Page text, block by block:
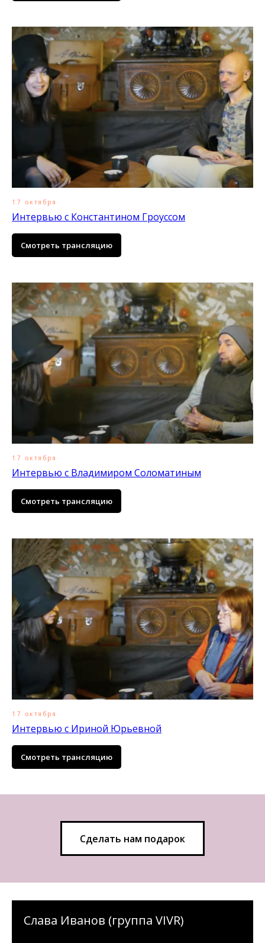
17 октября
Интервью с Константином Гроуссом
Смотреть трансляцию
17 октября
Интервью с Владимиром Соломатиным
Смотреть трансляцию
17 октября
Интервью с Ириной Юрьевной
Смотреть трансляцию
Сделать нам подарок
Слава Иванов (группа VIVR)